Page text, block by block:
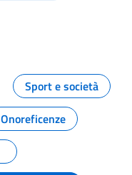
Sport e società
Onoreficenze